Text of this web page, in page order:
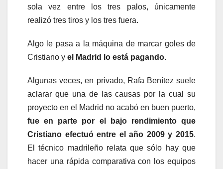
sola vez entre los tres palos, únicamente
realizó tres tiros y los tres fuera.
Algo le pasa a la máquina de marcar goles de
Cristiano y el Madrid lo está pagando.
Algunas veces, en privado, Rafa Benítez suele
aclarar que una de las causas por la cual su
proyecto en el Madrid no acabó en buen puerto,
fue en parte por el bajo rendimiento que
Cristiano efectuó entre el año 2009 y 2015.
El técnico madrileño relata que sólo hay que
hacer una rápida comparativa con los equipos